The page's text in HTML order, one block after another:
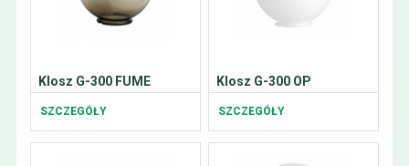
Klosz G-300 FUME
SZCZEGÓŁY
Klosz G-300 OP
SZCZEGÓŁY